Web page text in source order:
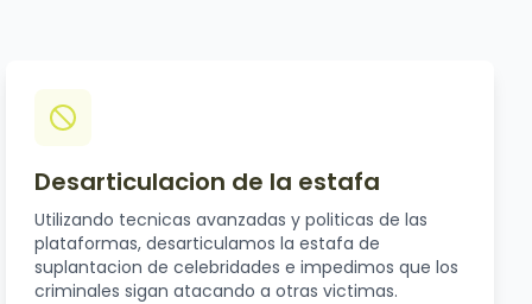
Desarticulacion de la estafa
Utilizando tecnicas avanzadas y politicas de las
plataformas, desarticulamos la estafa de
suplantacion de celebridades e impedimos que los
criminales sigan atacando a otras victimas.